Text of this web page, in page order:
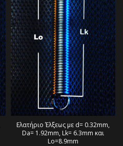
Ελατήριο Έλξεως με d= 0.32mm,
Da= 1.92mm, Lk= 6.3mm και
Lo=8.9mm